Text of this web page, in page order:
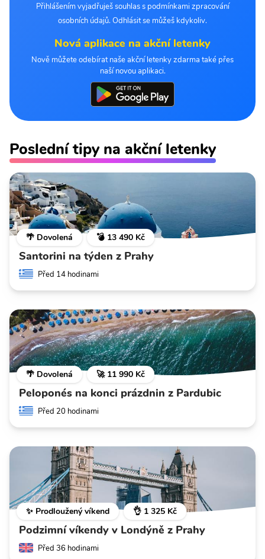
Přihlášením vyjadřuješ souhlas s podmínkami zpracování
osobních údajů. Odhlásit se můžeš kdykoliv.
Nová aplikace na akční letenky
Nově můžete odebírat naše akční letenky zdarma také přes
naší novou aplikaci.
Poslední tipy na akční letenky
🌴 Dovolená 💣 13 490 Kč
Santorini na týden z Prahy
Před 14 hodinami
🌴 Dovolená 🚀 11 990 Kč
Peloponés na konci prázdnin z Pardubic
Před 20 hodinami
✨ Prodloužený víkend 👌 1 325 Kč
Podzimní víkendy v Londýně z Prahy
Před 36 hodinami